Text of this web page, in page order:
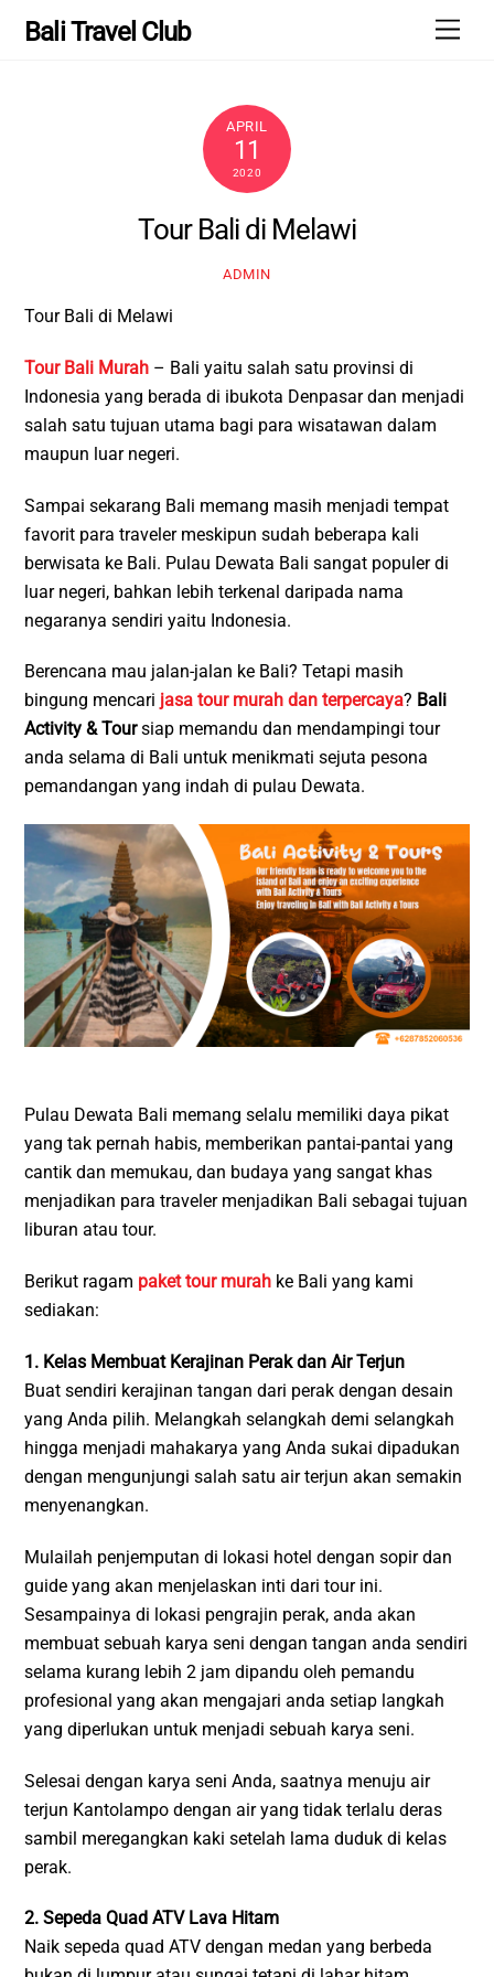
Bali Travel Club
APRIL
11
2020
Tour Bali di Melawi
ADMIN
Tour Bali di Melawi
Tour Bali Murah – Bali yaitu salah satu provinsi di
Indonesia yang berada di ibukota Denpasar dan menjadi
salah satu tujuan utama bagi para wisatawan dalam
maupun luar negeri.
Sampai sekarang Bali memang masih menjadi tempat
favorit para traveler meskipun sudah beberapa kali
berwisata ke Bali. Pulau Dewata Bali sangat populer di
luar negeri, bahkan lebih terkenal daripada nama
negaranya sendiri yaitu Indonesia.
Berencana mau jalan-jalan ke Bali? Tetapi masih
bingung mencari jasa tour murah dan terpercaya? Bali
Activity & Toursiap memandu dan mendampingi tour
anda selama di Bali untuk menikmati sejuta pesona
pemandangan yang indah di pulau Dewata.
Pulau Dewata Bali memang selalu memiliki daya pikat
yang tak pernah habis, memberikan pantai-pantai yang
cantik dan memukau, dan budaya yang sangat khas
menjadikan para traveler menjadikan Bali sebagai tujuan
liburan atau tour.
Berikut ragam paket tour murah ke Bali yang kami
sediakan:
1. Kelas Membuat Kerajinan Perak dan Air Terjun
Buat sendiri kerajinan tangan dari perak dengan desain
yang Anda pilih. Melangkah selangkah demi selangkah
hingga menjadi mahakarya yang Anda sukai dipadukan
dengan mengunjungi salah satu air terjun akan semakin
menyenangkan.
Mulailah penjemputan di lokasi hotel dengan sopir dan
guide yang akan menjelaskan inti dari tour ini.
Sesampainya di lokasi pengrajin perak, anda akan
membuat sebuah karya seni dengan tangan anda sendiri
selama kurang lebih 2 jam dipandu oleh pemandu
profesional yang akan mengajari anda setiap langkah
yang diperlukan untuk menjadi sebuah karya seni.
Selesai dengan karya seni Anda, saatnya menuju air
terjun Kantolampo dengan air yang tidak terlalu deras
sambil meregangkan kaki setelah lama duduk di kelas
perak.
2. Sepeda Quad ATV Lava Hitam
Naik sepeda quad ATV dengan medan yang berbeda